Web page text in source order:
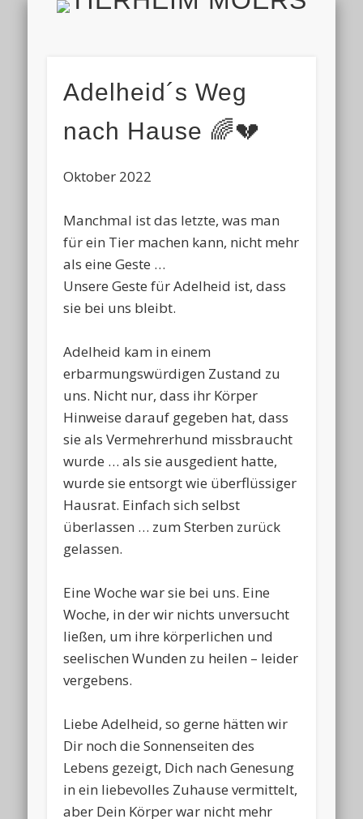
HOME
AKTUELL
ALLE TIERE
HELFEN
TIERHEIM & VEREIN
VIELEN DANK!
IMPRESSUM & DATENSCHUTZ
FINDEFIX
Adelheid´s Weg
nach Hause 🌈💔
Oktober 2022
Manchmal ist das letzte, was man
für ein Tier machen kann, nicht mehr
als eine Geste …
Unsere Geste für Adelheid ist, dass
sie bei uns bleibt.
Adelheid kam in einem
erbarmungswürdigen Zustand zu
uns. Nicht nur, dass ihr Körper
Hinweise darauf gegeben hat, dass
sie als Vermehrerhund missbraucht
wurde … als sie ausgedient hatte,
wurde sie entsorgt wie überflüssiger
Hausrat. Einfach sich selbst
überlassen … zum Sterben zurück
gelassen.
Eine Woche war sie bei uns. Eine
Woche, in der wir nichts unversucht
ließen, um ihre körperlichen und
seelischen Wunden zu heilen – leider
vergebens.
Liebe Adelheid, so gerne hätten wir
Dir noch die Sonnenseiten des
Lebens gezeigt, Dich nach Genesung
in ein liebevolles Zuhause vermittelt,
aber Dein Körper war nicht mehr